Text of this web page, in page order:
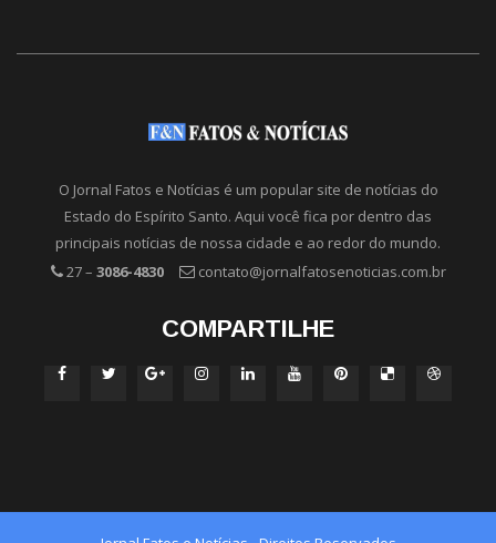
O Jornal Fatos e Notícias é um popular site de notícias do
Estado do Espírito Santo. Aqui você fica por dentro das
principais notícias de nossa cidade e ao redor do mundo.
27 – 3086-4830 contato@jornalfatosenoticias.com.br
COMPARTILHE